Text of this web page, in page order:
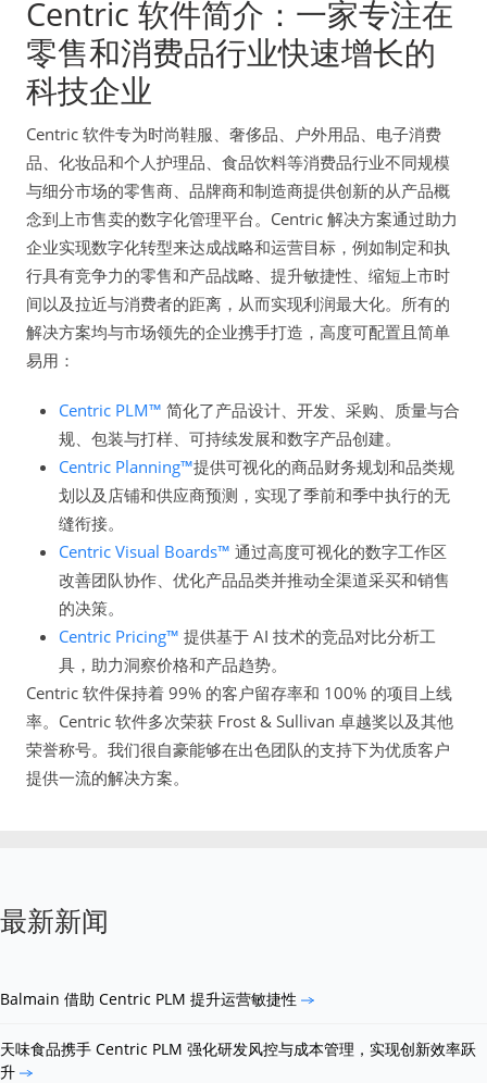
Centric 软件简介：一家专注在
零售和消费品行业快速增长的
科技企业
Centric 软件专为时尚鞋服、奢侈品、户外用品、电子消费
品、化妆品和个人护理品、食品饮料等消费品行业不同规模
与细分市场的零售商、品牌商和制造商提供创新的从产品概
念到上市售卖的数字化管理平台。Centric 解决方案通过助力
企业实现数字化转型来达成战略和运营目标，例如制定和执
行具有竞争力的零售和产品战略、提升敏捷性、缩短上市时
间以及拉近与消费者的距离，从而实现利润最大化。所有的
解决方案均与市场领先的企业携手打造，高度可配置且简单
易用：
Centric PLM™ 简化了产品设计、开发、采购、质量与合
规、包装与打样、可持续发展和数字产品创建。
Centric Planning™提供可视化的商品财务规划和品类规
划以及店铺和供应商预测，实现了季前和季中执行的无
缝衔接。
Centric Visual Boards™ 通过高度可视化的数字工作区
改善团队协作、优化产品品类并推动全渠道采买和销售
的决策。
Centric Pricing™ 提供基于 AI 技术的竞品对比分析工
具，助力洞察价格和产品趋势。
Centric 软件保持着 99% 的客户留存率和 100% 的项目上线
率。Centric 软件多次荣获 Frost & Sullivan 卓越奖以及其他
荣誉称号。我们很自豪能够在出色团队的支持下为优质客户
提供一流的解决方案。
最新新闻
Balmain 借助 Centric PLM 提升运营敏捷性
天味食品携手 Centric PLM 强化研发风控与成本管理，实现创新效率跃
升